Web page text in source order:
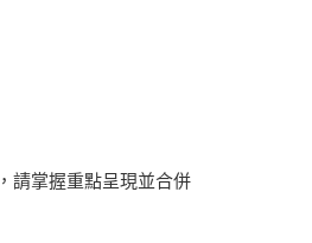
請掌握重點呈現並合併